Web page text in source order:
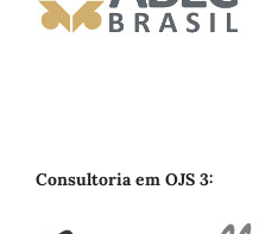
Consultoria em OJS 3: